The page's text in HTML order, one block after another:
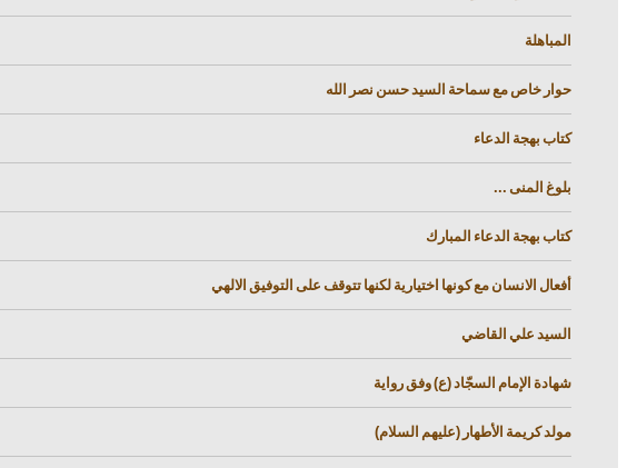
المباهلة
حوار خاص مع سماحة السيد حسن نصر الله
كتاب بهجة الدعاء
بلوغ المنى ...
كتاب بهجة الدعاء المبارك
أفعال الانسان مع كونها اختيارية لكنها تتوقف على التوفيق الالهي
السيد علي القاضي
شهادة الإمام السجّاد (ع) وفق رواية
مولد كريمة الأطهار (عليهم السلام)